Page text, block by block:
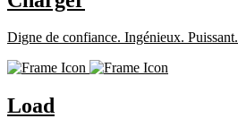
Digne de confiance. Ingénieux. Puissant.
Load